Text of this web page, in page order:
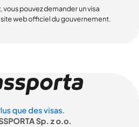
vous pouvez demander un visa
web officiel du gouvernement.
que des visas.
Sp. z o.o.